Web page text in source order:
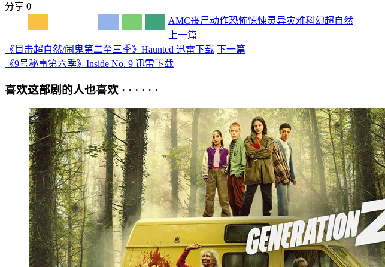
分享 0
AMC丧尸动作恐怖惊悚灵异灾难科幻超自然
上一篇
《目击超自然/闹鬼第二至三季》Haunted 迅雷下载 下一篇
《9号秘事第六季》Inside No. 9 迅雷下载
喜欢这部剧的人也喜欢 · · · · · ·